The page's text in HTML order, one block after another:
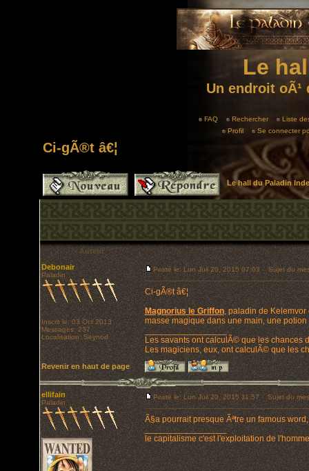
Le
Un endroit
FAQ Rechercher
Liste
Profil
Se connecter
Ci-gÃ®t â€¦
Le hall du Paladin
Auteur
Debonair
Paladin
Inscrit le: 03 Oct 2013
Messages: 237
Localisation: Seynod
Posté le: Lun Juil 20, 2015 07:03 Sujet du
Ci-gÃ®t â€¦
Magnorius le Griffon, paladin de
masse magique dans une main, une
_________________
Les savants ont calculÃ© que les chances
Les magiciens, eux, ont calculÃ© que les
Revenir en haut de page
ellifain
Paladin
Posté le: Lun Juil 20, 2015 11:57 Sujet du
Ã§a pourrait presque Ãªtre un famous
_________________
le capitalisme c'est l'exploitation de